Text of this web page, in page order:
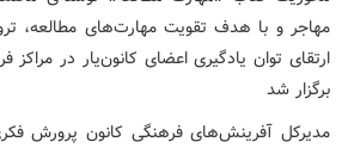
مهاجر و با هدف تقویت مهارت‌های مطالعه،
ارتقای توان یادگیری اعضای کانون‌یار در
برگزار شد
مدیرکل آفرینش‌های فرهنگی کانون پرورش